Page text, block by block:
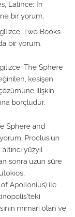
Latince: In
bir yorum.
Two Books
bir yorum.
The Sphere
kesişen
ilişkin
borçludur.
Sphere and
Proclus'un
yüzyıl
sonra uzun süre
Apollonius) ile
mimarı olan ve